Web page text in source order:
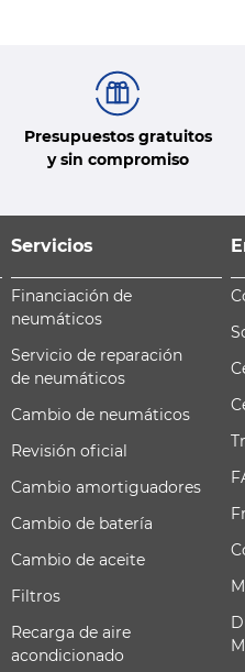
Presupuestos gratuitos
y sin compromiso
Servicios
Financiación de
neumáticos
Servicio de reparación
de neumáticos
Cambio de neumáticos
Revisión oficial
Cambio amortiguadores
Cambio de batería
Cambio de aceite
Filtros
Recarga de aire
acondicionado